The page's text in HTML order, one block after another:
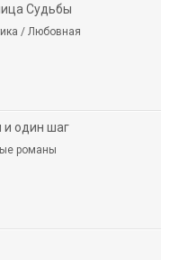
Судьбы
/ Любовная
один шаг
романы